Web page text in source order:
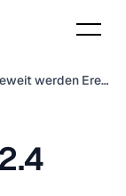
5.2.4 Inwieweit werden Ereignisprotokolle aufgezeichnet und analysiert?